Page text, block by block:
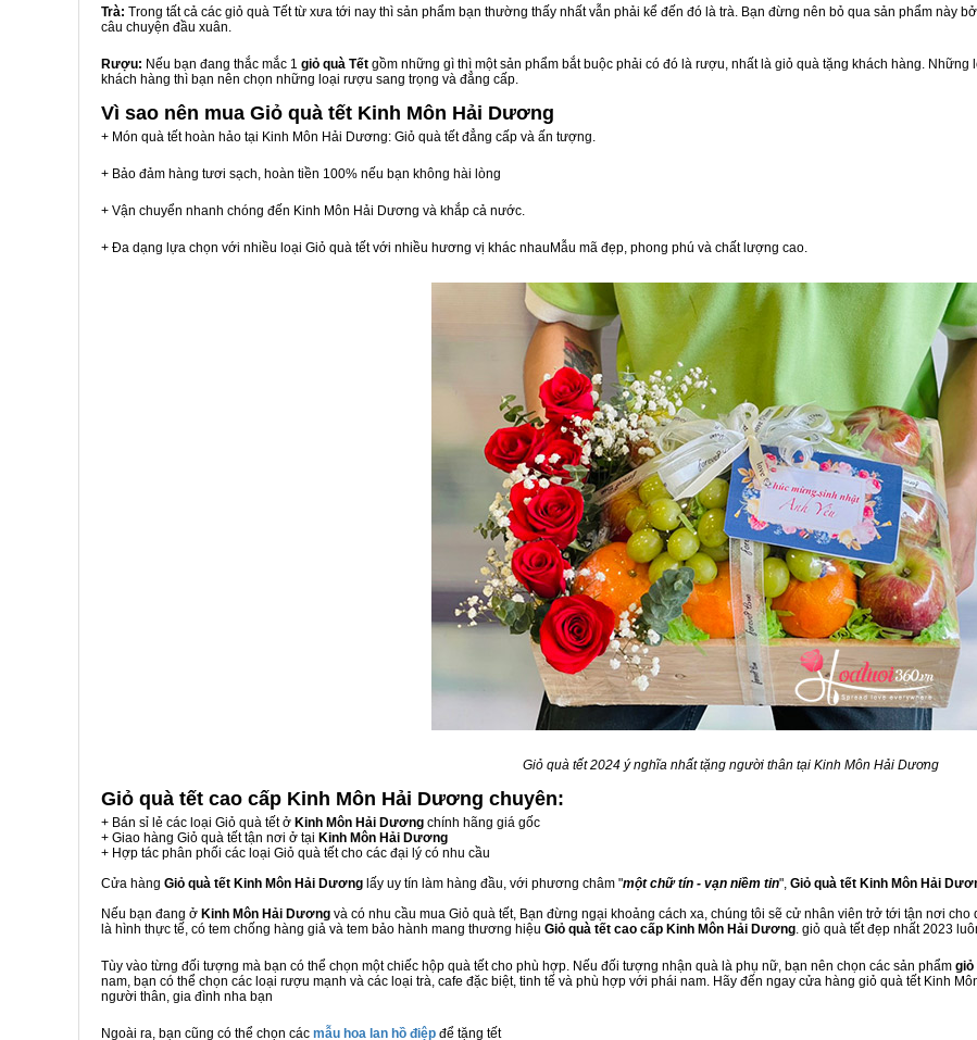
Trà: Trong tất cả các giỏ quà Tết từ xưa tới nay thì sản phẩm bạn thường thấy nhất vẫn phải kể đến đó là trà. Bạn đừng nên bỏ qua sản phẩm này
câu chuyện đầu xuân.
Rượu: Nếu bạn đang thắc mắc 1 giỏ quà Tết gồm những gì thì một sản phẩm bắt buộc phải có đó là rượu, nhất là giỏ quà tặng khách hàng.
khách hàng thì bạn nên chọn những loại rượu sang trọng và đẳng cấp.
Vì sao nên mua Giỏ quà tết Kinh Môn Hải Dương
+ Món quà tết hoàn hảo tại Kinh Môn Hải Dương: Giỏ quà tết đẳng cấp và ấn tượng.
+ Bảo đảm hàng tươi sạch, hoàn tiền 100% nếu bạn không hài lòng
+ Vận chuyển nhanh chóng đến Kinh Môn Hải Dương và khắp cả nước.
+ Đa dạng lựa chọn với nhiều loại Giỏ quà tết với nhiều hương vị khác nhauMẫu mã đẹp, phong phú và chất lượng cao.
Giỏ quà tết 2024 ý nghĩa nhất tặng người thân tại Kinh Môn Hải Dương
Giỏ quà tết cao cấp Kinh Môn Hải Dương chuyên:
+ Bán sỉ lẻ các loại Giỏ quà tết ở Kinh Môn Hải Dương chính hãng giá gốc
+ Giao hàng Giỏ quà tết tận nơi ở tại Kinh Môn Hải Dương
+ Hợp tác phân phối các loại Giỏ quà tết cho các đại lý có nhu cầu
Cửa hàng Giỏ quà tết Kinh Môn Hải Dương lấy uy tín làm hàng đầu, với phương châm "một chữ tín - vạn niềm tin", Giỏ quà tết Kinh Môn Hải
Nếu bạn đang ở Kinh Môn Hải Dương và có nhu cầu mua Giỏ quà tết, Bạn đừng ngại khoảng cách xa, chúng tôi sẽ cử nhân viên trở tới tận nơi
là hình thực tế, có tem chống hàng giả và tem bảo hành mang thương hiệu Giỏ quà tết cao cấp Kinh Môn Hải Dương. giỏ quà tết đẹp nhất 2023
Tùy vào từng đối tượng mà bạn có thể chọn một chiếc hộp quà tết cho phù hợp. Nếu đối tượng nhận quà là phụ nữ, bạn nên chọn các sản phẩm giỏ
nam, bạn có thể chọn các loại rượu mạnh và các loại trà, cafe đặc biệt, tinh tế và phù hợp với phái nam. Hãy đến ngay cửa hàng giỏ quà tết Kinh
người thân, gia đình nha bạn
Ngoài ra, bạn cũng có thể chọn các mẫu hoa lan hồ điệp để tặng tết